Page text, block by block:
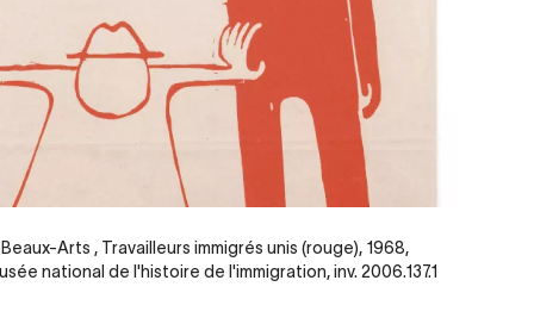
Arts , Travailleurs immigrés unis (rouge), 1968,
national de l'histoire de l'immigration, inv. 2006.137.1